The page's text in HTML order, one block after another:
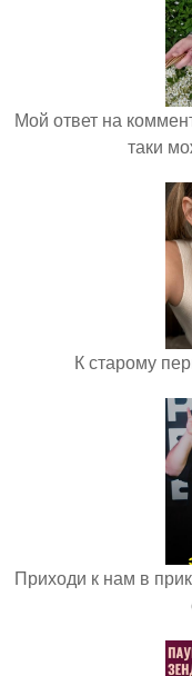
Мой ответ на
таки
К старому
Приходи к нам в